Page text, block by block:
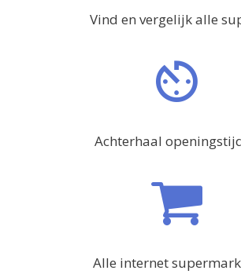
Vind en vergelijk alle
Achterhaal
Alle internet